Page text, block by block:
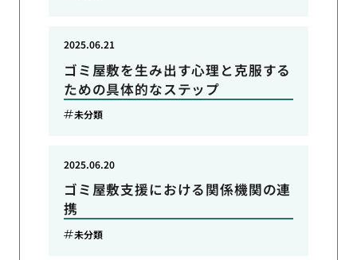
ゴミ屋敷を生み出す心理と克服する
ための具体的なステップ
2025.06.21
未分類
ゴミ屋敷支援における関係機関の連
携
2025.06.20
未分類